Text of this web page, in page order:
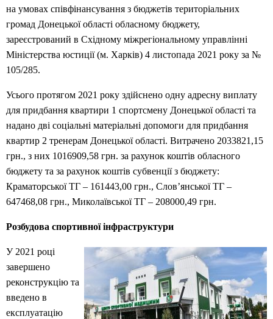
на умовах співфінансування з бюджетів територіальних
громад Донецької області обласному бюджету,
зареєстрований в Східному міжрегіональному управлінні
Міністерства юстиції (м. Харків) 4 листопада 2021 року за №
105/285.
Усього протягом 2021 року здійснено одну адресну виплату
для придбання квартири 1 спортсмену Донецької області та
надано дві соціальні матеріальні допомоги для придбання
квартир 2 тренерам Донецької області. Витрачено 2033821,15
грн., з них 1016909,58 грн. за рахунок коштів обласного
бюджету та за рахунок коштів субвенції з бюджету:
Краматорської ТГ – 161443,00 грн., Слов’янської ТГ –
647468,08 грн., Миколаївської ТГ – 208000,49 грн.
Розбудова спортивної інфраструктури
У 2021 році
завершено
реконструкцію та
введено в
експлуатацію